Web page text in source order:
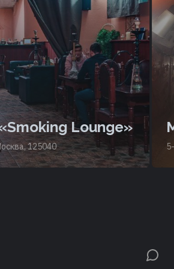
Lounge»
125040